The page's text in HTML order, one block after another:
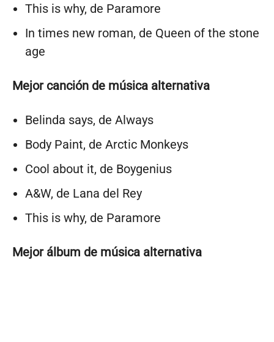
This is why, de Paramore
In times new roman, de Queen of the stone
age
Mejor canción de música alternativa
Belinda says, de Always
Body Paint, de Arctic Monkeys
Cool about it, de Boygenius
A&W, de Lana del Rey
This is why, de Paramore
Mejor álbum de música alternativa